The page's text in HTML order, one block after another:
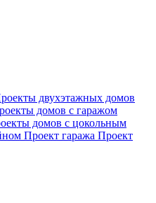
двухэтажных домов
домов с гаражом
домов с цокольным
Проект гаража Проект